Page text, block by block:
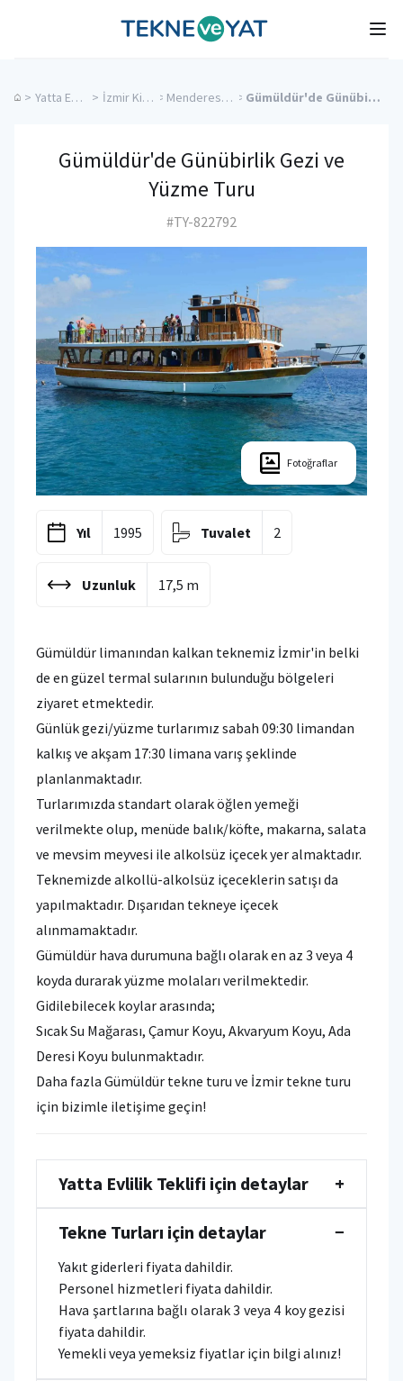
Tekne ve Yat
> Yatta Evlilik Teklifi > İzmir Kiralık Yatlar > Menderes Kiralık Yatlar > Gümüldür'de Günübirlik Gezi ve Yüzme Turu
Gümüldür'de Günübirlik Gezi ve
Yüzme Turu
#TY-822792
Fotoğraflar
Yıl 1995 Tuvalet 2
Uzunluk 17,5 m
Gümüldür limanından kalkan teknemiz İzmir'in belki
de en güzel termal sularının bulunduğu bölgeleri
ziyaret etmektedir.
Günlük gezi/yüzme turlarımız sabah 09:30 limandan
kalkış ve akşam 17:30 limana varış şeklinde
planlanmaktadır.
Turlarımızda standart olarak öğlen yemeği
verilmekte olup, menüde balık/köfte, makarna, salata
ve mevsim meyvesi ile alkolsüz içecek yer almaktadır.
Teknemizde alkollü-alkolsüz içeceklerin satışı da
yapılmaktadır. Dışarıdan tekneye içecek
alınmamaktadır.
Gümüldür hava durumuna bağlı olarak en az 3 veya 4
koyda durarak yüzme molaları verilmektedir.
Gidilebilecek koylar arasında;
Sıcak Su Mağarası, Çamur Koyu, Akvaryum Koyu, Ada
Deresi Koyu bulunmaktadır.
Daha fazla Gümüldür tekne turu ve İzmir tekne turu
için bizimle iletişime geçin!
Yatta Evlilik Teklifi için detaylar +
Tekne Turları için detaylar −
Yakıt giderleri fiyata dahildir.
Personel hizmetleri fiyata dahildir.
Hava şartlarına bağlı olarak 3 veya 4 koy gezisi
fiyata dahildir.
Yemekli veya yemeksiz fiyatlar için bilgi alınız!